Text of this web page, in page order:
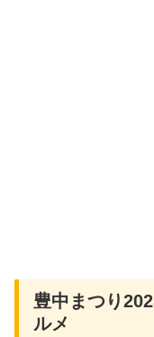
豊中まつり
ルメ